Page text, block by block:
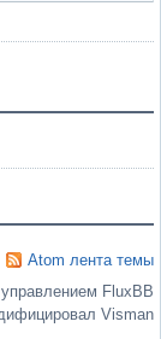
Atom лента темы
FluxBB
Visman